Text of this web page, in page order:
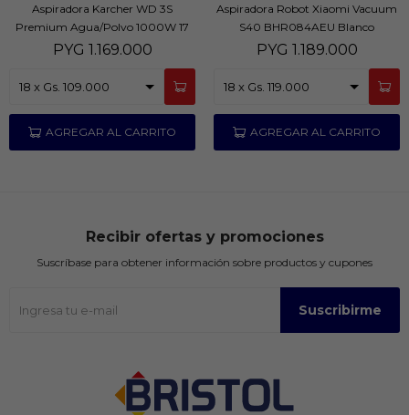
Aspiradora Karcher WD 3S
Premium Agua/Polvo 1000W 17
Litros
PYG 1.169.000
Aspiradora Robot Xiaomi Vacuum
S40 BHR084AEU Blanco
PYG 1.189.000
Recibir ofertas y promociones
Suscríbase para obtener información sobre productos y cupones
Suscribirme